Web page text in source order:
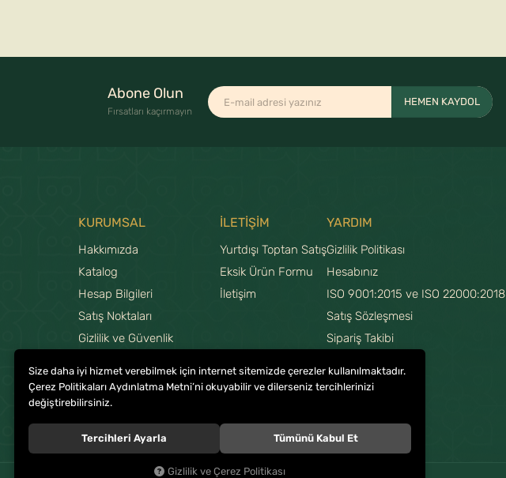
Abone Olun
Fırsatları kaçırmayın
HEMEN KAYDOL
KURUMSAL
Hakkımızda
Katalog
Hesap Bilgileri
Satış Noktaları
Gizlilik ve Güvenlik
Yurtdışı Franchise Başvuru
İLETİŞİM
Yurtdışı Toptan Satış
Eksik Ürün Formu
İletişim
YARDIM
Gizlilik Politikası
Hesabınız
ISO 9001:2015 ve ISO 22000:2018
Satış Sözleşmesi
Sipariş Takibi
Yeni Üyelik
Size daha iyi hizmet verebilmek için internet sitemizde çerezler kullanılmaktadır.
Çerez Politikaları Aydınlatma Metni’ni okuyabilir ve dilerseniz tercihlerinizi
değiştirebilirsiniz.
Tercihleri Ayarla Tümünü Kabul Et
Gizlilik ve Çerez Politikası